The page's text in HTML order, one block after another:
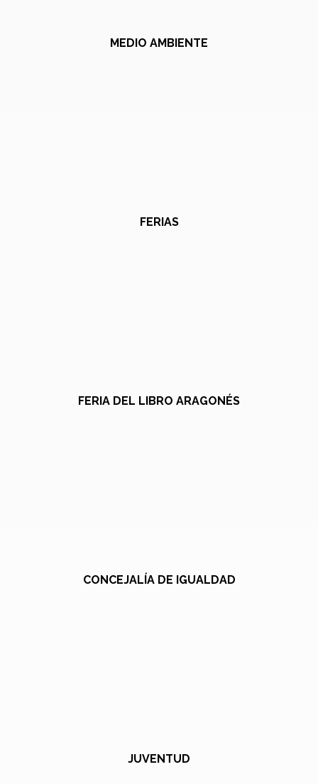
MEDIO AMBIENTE
FERIAS
FERIA DEL LIBRO ARAGONÉS
CONCEJALÍA DE IGUALDAD
JUVENTUD